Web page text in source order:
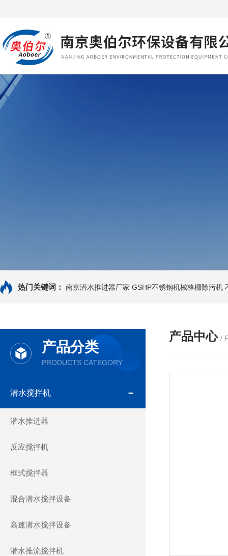
热门关键词： 南京潜水推进器厂家 GSHP不锈钢机械格栅除污机
产品分类
PRODUCTS CATEGORY
潜水搅拌机
潜水推进器
反应搅拌机
框式搅拌器
混合潜水搅拌设备
高速潜水搅拌设备
潜水推流搅拌机
产品中心 /